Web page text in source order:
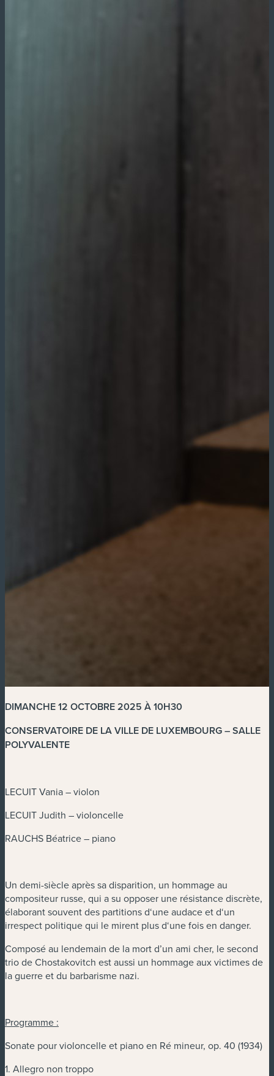
DIMANCHE 12 OCTOBRE 2025 À 10H30
CONSERVATOIRE DE LA VILLE DE LUXEMBOURG – SALLE
POLYVALENTE
LECUIT Vania – violon
LECUIT Judith – violoncelle
RAUCHS Béatrice – piano
Un demi-siècle après sa disparition, un hommage au
compositeur russe, qui a su opposer une résistance discrète,
élaborant souvent des partitions d‘une audace et d‘un
irrespect politique qui le mirent plus d‘une fois en danger.
Composé au lendemain de la mort d’un ami cher, le second
trio de Chostakovitch est aussi un hommage aux victimes de
la guerre et du barbarisme nazi.
Programme :
Sonate pour violoncelle et piano en Ré mineur, op. 40 (1934)
1. Allegro non troppo